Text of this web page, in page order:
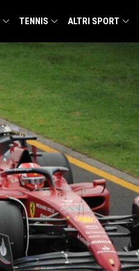
TENNIS ALTRI SPORT